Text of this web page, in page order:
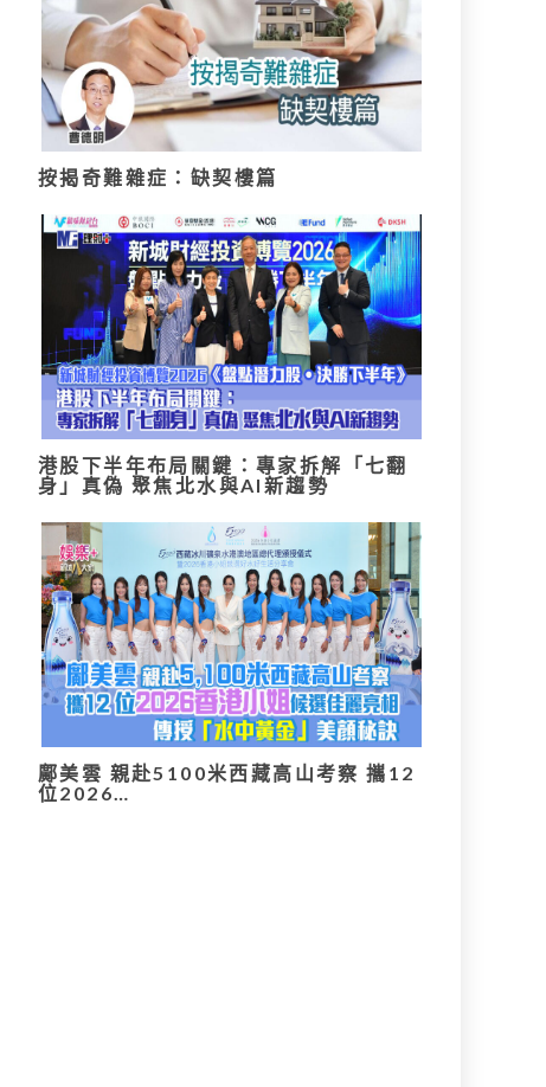
按揭奇難雜症：缺契樓篇
港股下半年布局關鍵：專家拆解「七翻
身」真偽 聚焦北水與AI新趨勢
鄺美雲 親赴5100米西藏高山考察 攜12
位2026…